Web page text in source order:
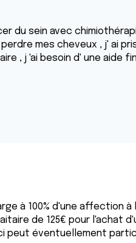
du sein avec
mes cheveux , j' ai
, j 'ai besoin d' une aide
à 100% d'une affection
de 125€ pour l'achat
peut éventuellement